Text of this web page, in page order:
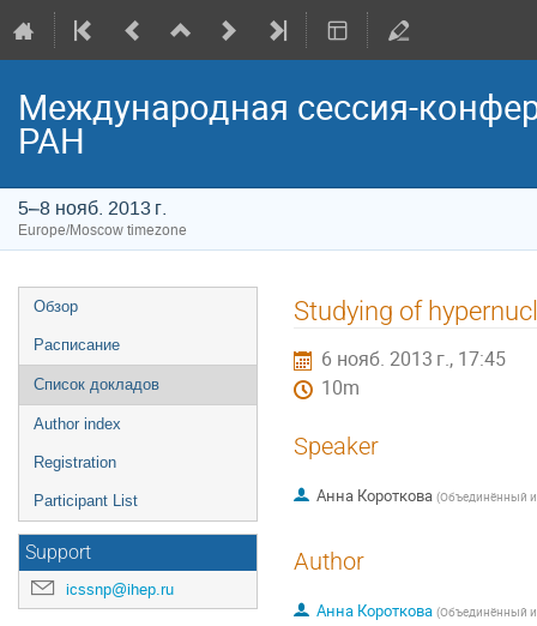
Международная сессия-
РАН
5–8 нояб. 2013 г.
Europe/Moscow timezone
Event
menu
Обзор
Расписание
Список докладов
Author index
Registration
Participant List
Support
icssnp@ihep.ru
Studying of
6 нояб. 2013 г., 17:45
10m
Speaker
Анна Короткова (Объединённый
Author
Анна Короткова (Объединённый